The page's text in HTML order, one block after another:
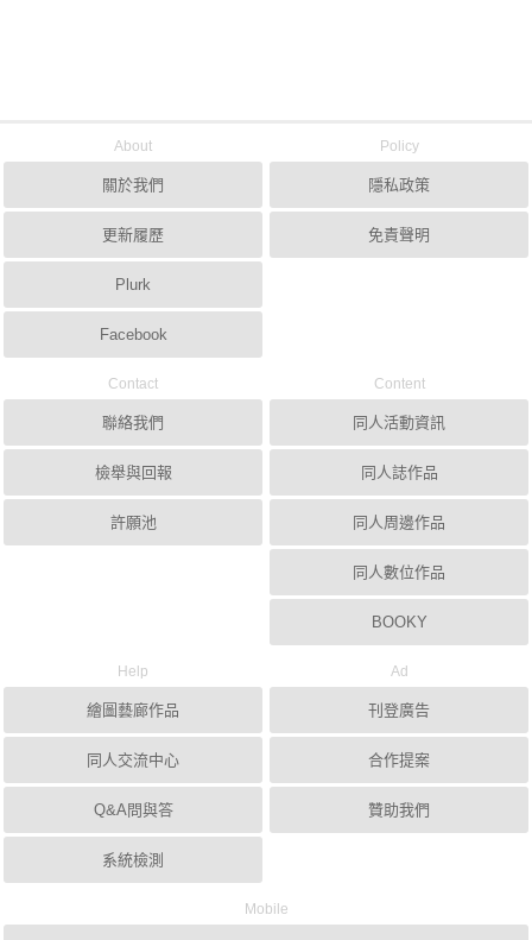
About
關於我們
更新履歷
Plurk
Facebook
Policy
隱私政策
免責聲明
Contact
聯絡我們
檢舉與回報
許願池
Content
同人活動資訊
同人誌作品
同人周邊作品
同人數位作品
BOOKY
Help
繪圖藝廊作品
同人交流中心
Q&A問與答
系統檢測
Ad
刊登廣告
合作提案
贊助我們
Mobile